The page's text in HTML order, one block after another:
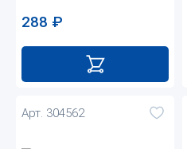
288 ₽
Арт. 304562